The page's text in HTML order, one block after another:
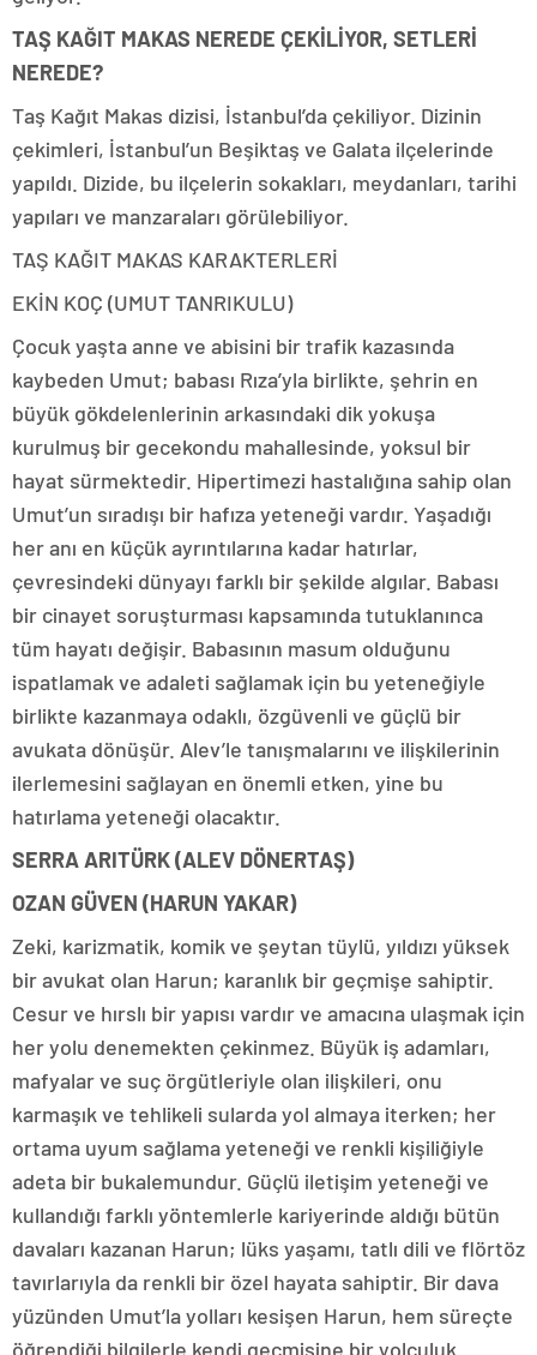
TAŞ KAĞIT MAKAS NEREDE ÇEKİLİYOR, SETLERİ
NEREDE?
Taş Kağıt Makas dizisi, İstanbul’da çekiliyor. Dizinin
çekimleri, İstanbul’un Beşiktaş ve Galata ilçelerinde
yapıldı. Dizide, bu ilçelerin sokakları, meydanları, tarihi
yapıları ve manzaraları görülebiliyor.
TAŞ KAĞIT MAKAS KARAKTERLERİ
EKİN KOÇ (UMUT TANRIKULU)
Çocuk yaşta anne ve abisini bir trafik kazasında
kaybeden Umut; babası Rıza’yla birlikte, şehrin en
büyük gökdelenlerinin arkasındaki dik yokuşa
kurulmuş bir gecekondu mahallesinde, yoksul bir
hayat sürmektedir. Hipertimezi hastalığına sahip olan
Umut’un sıradışı bir hafıza yeteneği vardır. Yaşadığı
her anı en küçük ayrıntılarına kadar hatırlar,
çevresindeki dünyayı farklı bir şekilde algılar. Babası
bir cinayet soruşturması kapsamında tutuklanınca
tüm hayatı değişir. Babasının masum olduğunu
ispatlamak ve adaleti sağlamak için bu yeteneğiyle
birlikte kazanmaya odaklı, özgüvenli ve güçlü bir
avukata dönüşür. Alev’le tanışmalarını ve ilişkilerinin
ilerlemesini sağlayan en önemli etken, yine bu
hatırlama yeteneği olacaktır.
SERRA ARITÜRK (ALEV DÖNERTAŞ)
OZAN GÜVEN (HARUN YAKAR)
Zeki, karizmatik, komik ve şeytan tüylü, yıldızı yüksek
bir avukat olan Harun; karanlık bir geçmişe sahiptir.
Cesur ve hırslı bir yapısı vardır ve amacına ulaşmak için
her yolu denemekten çekinmez. Büyük iş adamları,
mafyalar ve suç örgütleriyle olan ilişkileri, onu
karmaşık ve tehlikeli sularda yol almaya iterken; her
ortama uyum sağlama yeteneği ve renkli kişiliğiyle
adeta bir bukalemundur. Güçlü iletişim yeteneği ve
kullandığı farklı yöntemlerle kariyerinde aldığı bütün
davaları kazanan Harun; lüks yaşamı, tatlı dili ve flörtöz
tavırlarıyla da renkli bir özel hayata sahiptir. Bir dava
yüzünden Umut’la yolları kesişen Harun, hem süreçte
öğrendiği bilgilerle kendi geçmişine bir yolculuk